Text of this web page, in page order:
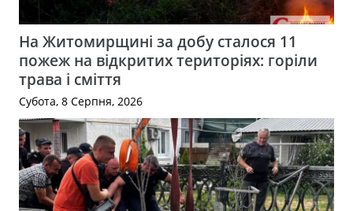
На Житомирщині за добу сталося 11
пожеж на відкритих територіях: горіли
трава і сміття
Субота, 8 Серпня, 2026